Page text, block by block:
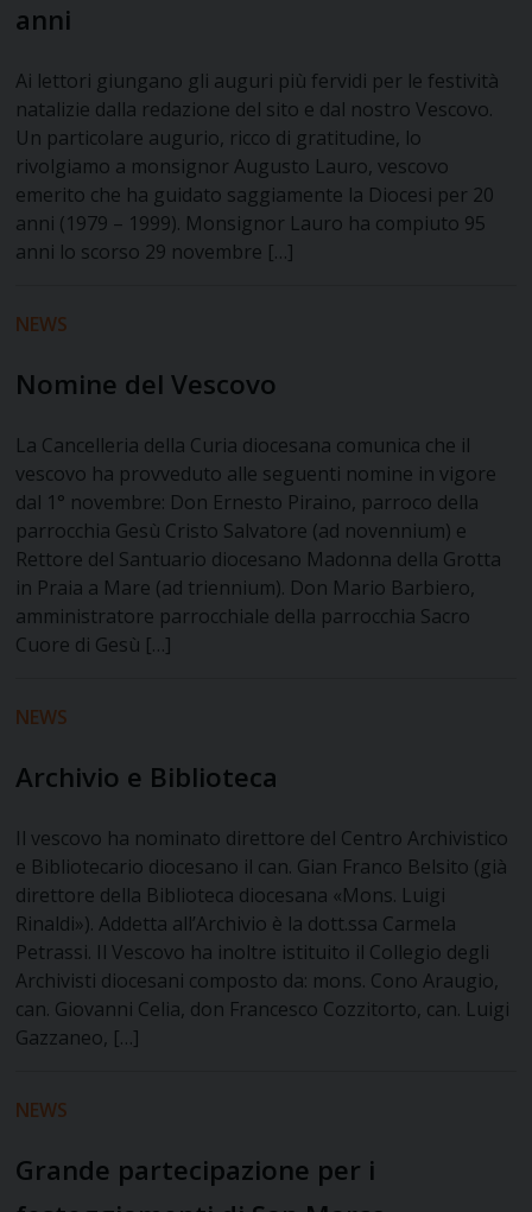
anni
Ai lettori giungano gli auguri più fervidi per le festività
natalizie dalla redazione del sito e dal nostro Vescovo.
Un particolare augurio, ricco di gratitudine, lo
rivolgiamo a monsignor Augusto Lauro, vescovo
emerito che ha guidato saggiamente la Diocesi per 20
anni (1979 – 1999). Monsignor Lauro ha compiuto 95
anni lo scorso 29 novembre […]
NEWS
Nomine del Vescovo
La Cancelleria della Curia diocesana comunica che il
vescovo ha provveduto alle seguenti nomine in vigore
dal 1° novembre: Don Ernesto Piraino, parroco della
parrocchia Gesù Cristo Salvatore (ad novennium) e
Rettore del Santuario diocesano Madonna della Grotta
in Praia a Mare (ad triennium). Don Mario Barbiero,
amministratore parrocchiale della parrocchia Sacro
Cuore di Gesù […]
NEWS
Archivio e Biblioteca
Il vescovo ha nominato direttore del Centro Archivistico
e Bibliotecario diocesano il can. Gian Franco Belsito (già
direttore della Biblioteca diocesana «Mons. Luigi
Rinaldi»). Addetta all’Archivio è la dott.ssa Carmela
Petrassi. Il Vescovo ha inoltre istituito il Collegio degli
Archivisti diocesani composto da: mons. Cono Araugio,
can. Giovanni Celia, don Francesco Cozzitorto, can. Luigi
Gazzaneo, […]
NEWS
Grande partecipazione per i